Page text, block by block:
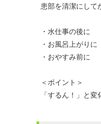
患部を清潔にして
・水仕事の後に
・お風呂上がりに
・おやすみ前に
＜ポイント＞
「するん！」と